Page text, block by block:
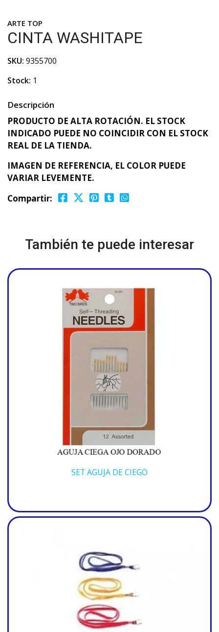
ARTE TOP
CINTA WASHITAPE
SKU: 9355700
Stock: 1
Descripción
PRODUCTO DE ALTA ROTACIÓN. EL STOCK
INDICADO PUEDE NO COINCIDIR CON EL STOCK
REAL DE LA TIENDA.
IMAGEN DE REFERENCIA, EL COLOR PUEDE
VARIAR LEVEMENTE.
Compartir:
También te puede interesar
SET AGUJA DE CIEGO